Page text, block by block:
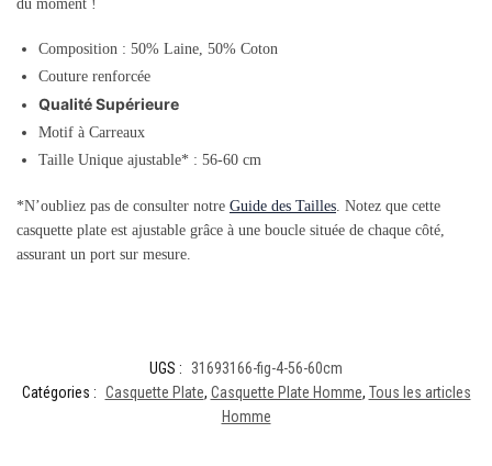
du moment !
Composition : 50% Laine, 50% Coton
Couture renforcée
Qualité Supérieure
Motif à Carreaux
Taille Unique ajustable* : 56-60 cm
*N’oubliez pas de consulter notre Guide des Tailles. Notez que cette
casquette plate est ajustable grâce à une boucle située de chaque côté,
assurant un port sur mesure.
UGS :
31693166-fig-4-56-60cm
Catégories : Casquette Plate, Casquette Plate Homme, Tous les articles
Homme